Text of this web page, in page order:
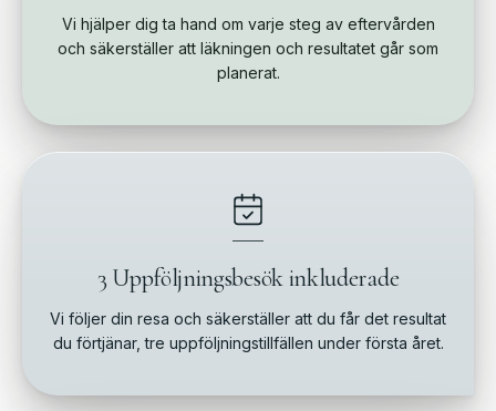
Vi hjälper dig ta hand om varje steg av eftervården
och säkerställer att läkningen och resultatet går som
planerat.
3 Uppföljningsbesök inkluderade
Vi följer din resa och säkerställer att du får det resultat
du förtjänar, tre uppföljningstillfällen under första året.